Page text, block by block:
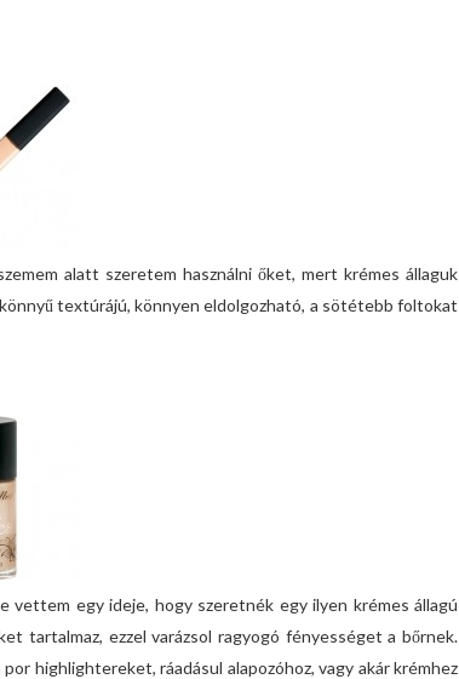
alatt szeretem használni őket, mert krémes állaguk
textúrájú, könnyen eldolgozható, a sötétebb foltokat
vettem egy ideje, hogy szeretnék egy ilyen krémes állagú
tartalmaz, ezzel varázsol ragyogó fényességet a bőrnek.
highlightereket, ráadásul alapozóhoz, vagy akár krémhez